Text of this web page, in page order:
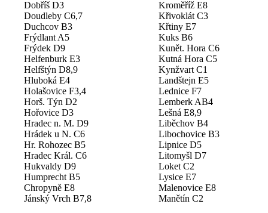
Dobříš D3
Doudleby C6,7
Duchcov B3
Frýdlant A5
Frýdek D9
Helfenburk E3
Helfštýn D8,9
Hluboká E4
Holašovice F3,4
Horš. Týn D2
Hořovice D3
Hradec n. M. D9
Hrádek u N. C6
Hr. Rohozec B5
Hradec Král. C6
Hukvaldy D9
Humprecht B5
Chropyně E8
Jánský Vrch B7,8
Kroměříž E8
Křivoklát C3
Křtiny E7
Kuks B6
Kunět. Hora C6
Kutná Hora C5
Kynžvart C1
Landštejn E5
Lednice F7
Lemberk AB4
Lešná E8,9
Liběchov B4
Libochovice B3
Lipnice D5
Litomyšl D7
Loket C2
Lysice E7
Malenovice E8
Manětín C2